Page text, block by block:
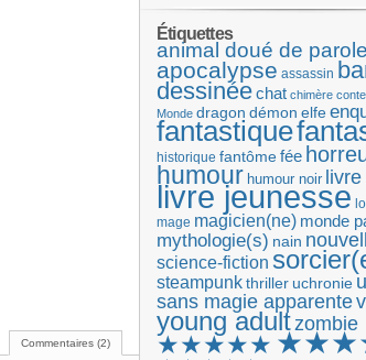
Commentaires (2)
Étiquettes
animal doué de parole
apocalypse assassin
dessinéechat chimère conte
Monde dragon démon elfe
fantastique
historique fantômefée
humour humour noir
livre jeunesse
mage magicien(ne) monde
mythologie(s) nain
science-fiction
steampunkthriller uchronie
sans magie apparente
young adultzombie
★★★★★